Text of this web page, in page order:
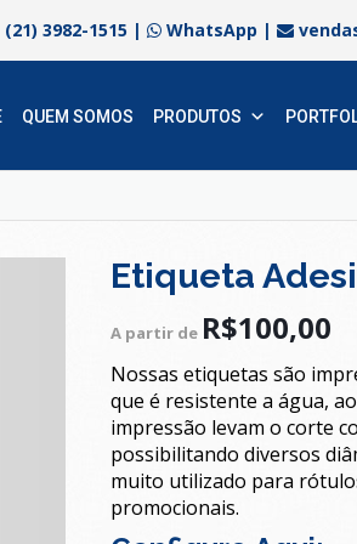
(21) 3982-1515 | WhatsApp |
QUEM SOMOS PRODUTOS
Etiqueta
A partir de R$100,00
Nossas etiquetas são
que é resistente a água,
impressão levam o corte
possibilitando diversos
muito utilizado para
promocionais.